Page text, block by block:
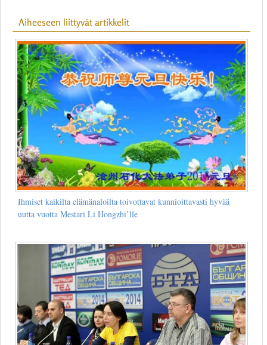
Aiheeseen liittyvät artikkelit
Ihmiset kaikilta elämänaloilta toivottavat kunnioittavasti hyvää
uutta vuotta Mestari Li Hongzhi’lle